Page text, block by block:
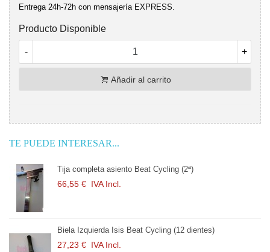
Entrega 24h-72h con mensajería EXPRESS.
Producto Disponible
- +
Añadir al carrito
TE PUEDE INTERESAR...
Tija completa asiento Beat Cycling (2ª)
66,55 € IVA Incl.
Biela Izquierda Isis Beat Cycling (12 dientes)
27,23 € IVA Incl.